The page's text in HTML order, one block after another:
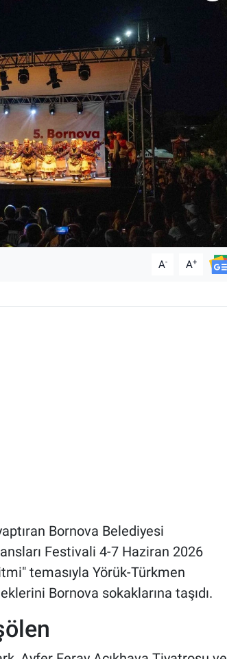
A- A+
Bornova Belediyesi
Festivali 4-7 Haziran 2026
temasıyla Yörük-Türkmen
Bornova sokaklarına taşıdı.